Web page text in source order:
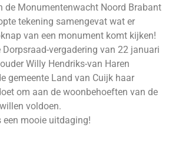
de Monumentenwacht Noord Brabant
tekening samengevat wat er
van een monument komt kijken!
vergadering van 22 januari
Willy Hendriks-van Haren
gemeente Land van Cuijk haar
om aan de woonbehoeften van de
voldoen.
mooie uitdaging!